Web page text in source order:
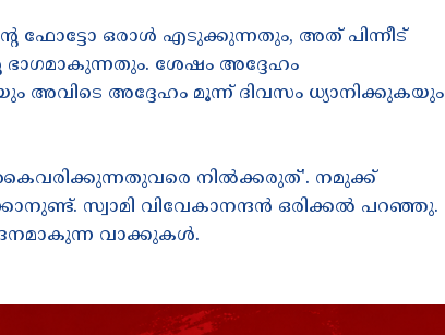
ഫോട്ടോ ഒരാൾ എടുക്കുന്നതും, അത് പിന്നീട്
ഭാഗമാകുന്നതും. ശേഷം അദ്ദേഹം
അവിടെ അദ്ദേഹം മൂന്ന് ദിവസം ധ്യാനിക്കുകയും
നിൽക്കരുത്'. നമുക്ക്
സ്വാമി വിവേകാനന്ദൻ ഒരിക്കൽ പറഞ്ഞു.
വാക്കുകൾ.